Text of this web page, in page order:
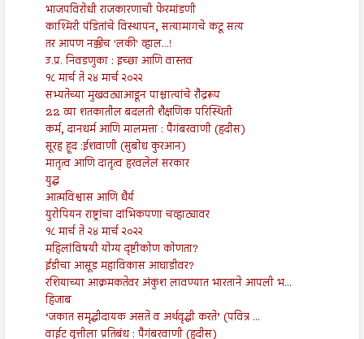
भाजपविरोधी राजकारणाची फेरमांडणी
काश्मिरी पंडितांचे विस्थापन, सत्यामागचे कटू सत्य
तर आपण नक्कीच 'लकी' व्हाल...!
उ.प्र. निवडणुका : इच्छा आणि वास्तव
१८ मार्च ते २४ मार्च २०२२
सभ्यतेच्या मुखवट्याआडून पाश्चात्यांचे रौद्ररूप
22 व्या शतकातील बदलती शैक्षणिक परिस्थिती
कर्म, दानधर्म आणि मालमत्ता : पैगंबरवाणी (हदीस)
सूरह हूद :ईशवाणी (सुबोध कुरआन)
मातृत्व आणि दातृत्व हरवलेलं सरकार
युद्ध
आत्मविश्वास आणि धैर्य
युरोपियन राष्ट्रांचा दांभिकपणा चव्हाट्यावर
१८ मार्च ते २४ मार्च २०२२
महिलांविषयी योग्य दृष्टीकोण कोणता?
ईडीचा आसूड महाविकास आघाडीवर?
रशियाच्या आक्रमकतेवर अंकुश लावण्यात भारताने आपली भ...
हिजाब
‘जकात समृद्धीदायक असते व अर्थवृद्धी करते’ (पवित्र ...
वाईट वृत्तीला प्रतिबंध : पैगंबरवाणी (हदीस)